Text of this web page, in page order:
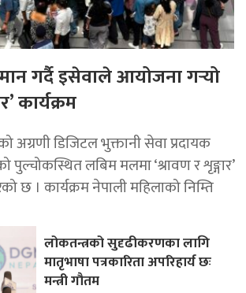
गर्दै इसेवाले आयोजना गर्‍यो
कार्यक्रम
अग्रणी डिजिटल भुक्तानी सेवा प्रदायक
लबिम मलमा ‘श्रावण र शृङ्गार’
छ । कार्यक्रम नेपाली महिलाको निम्ति
लोकतन्त्रको सुदृढीकरणका लागि
मातृभाषा पत्रकारिता अपरिहार्य छः
मन्त्री गौतम